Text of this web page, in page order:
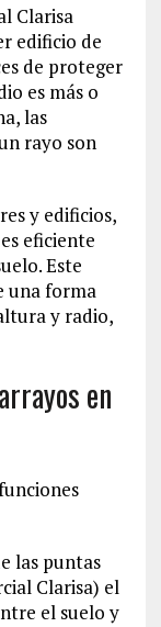
Clarisa
edificio de
de proteger
es más o
las
rayo son
y edificios,
eficiente
Este
una forma
y radio,
en
las puntas
Clarisa) el
el suelo y